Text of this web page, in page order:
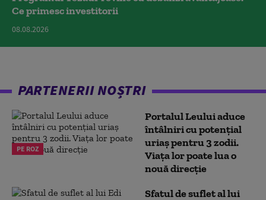
Ce primesc investitorii
08.08.2026
PARTENERII NOȘTRI
PE ROZ
Portalul Leului aduce
întâlniri cu potențial
uriaș pentru 3 zodii.
Viața lor poate lua o
nouă direcție
Sfatul de suflet al lui